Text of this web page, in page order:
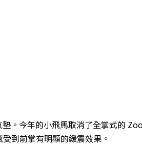
。今年的小飛馬取消了全掌式的
到前掌有明顯的緩震效果。